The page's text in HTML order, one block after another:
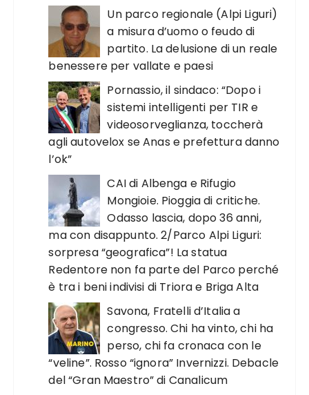
Un parco regionale (Alpi Liguri)
a misura d’uomo o feudo di
partito. La delusione di un reale
benessere per vallate e paesi
Pornassio, il sindaco: “Dopo i
sistemi intelligenti per TIR e
videosorveglianza, toccherà
agli autovelox se Anas e prefettura danno
l’ok”
CAI di Albenga e Rifugio
Mongioie. Pioggia di critiche.
Odasso lascia, dopo 36 anni,
ma con disappunto. 2/Parco Alpi Liguri:
sorpresa “geografica”! La statua
Redentore non fa parte del Parco perché
è tra i beni indivisi di Triora e Briga Alta
Savona, Fratelli d’Italia a
congresso. Chi ha vinto, chi ha
perso, chi fa cronaca con le
“veline”. Rosso “ignora” Invernizzi. Debacle
del “Gran Maestro” di Canalicum